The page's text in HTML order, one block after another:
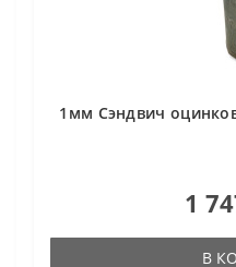
1мм Сэндвич
1
В